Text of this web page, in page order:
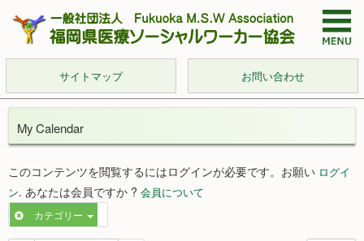
サイトマップ お問い合わせ
My Calendar
このコンテンツを閲覧するにはログインが必要です。お願い ログイ
ン. あなたは会員ですか ? 会員について
カテゴリー